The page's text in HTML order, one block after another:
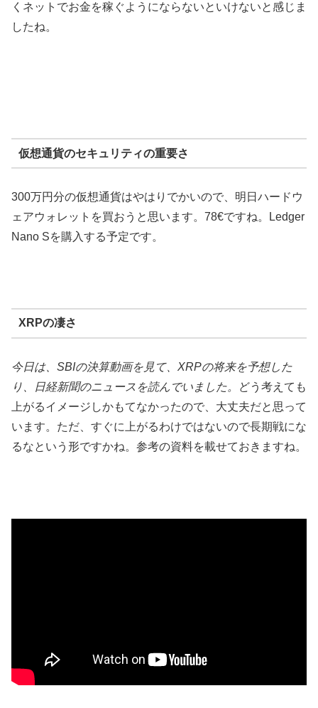
くネットでお金を稼ぐようにならないといけないと感じま
したね。
仮想通貨のセキュリティの重要さ
300万円分の仮想通貨はやはりでかいので、明日ハードウ
ェアウォレットを買おうと思います。78€ですね。Ledger
Nano Sを購入する予定です。
XRPの凄さ
今日は、SBIの決算動画を見て、XRPの将来を予想した
り、日経新聞のニュースを読んでいました。
どう考えても
上がるイメージしかもてなかったので、大丈夫だと思って
います。ただ、すぐに上がるわけではないので長期戦にな
るなという形ですかね。参考の資料を載せておきますね。